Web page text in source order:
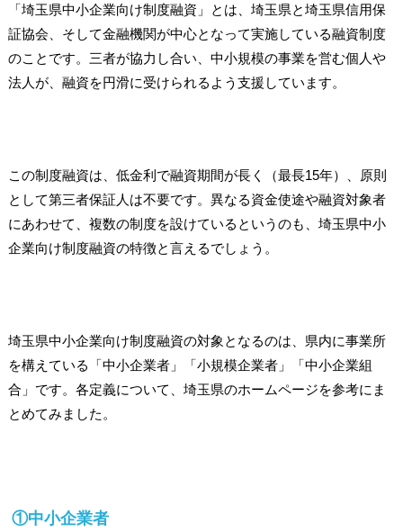
「埼玉県中小企業向け制度融資」とは、埼玉県と埼玉県信用保
証協会、そして金融機関が中心となって実施している融資制度
のことです。三者が協力し合い、中小規模の事業を営む個人や
法人が、融資を円滑に受けられるよう支援しています。
この制度融資は、低金利で融資期間が長く（最長15年）、原則
として第三者保証人は不要です。異なる資金使途や融資対象者
にあわせて、複数の制度を設けているというのも、埼玉県中小
企業向け制度融資の特徴と言えるでしょう。
埼玉県中小企業向け制度融資の対象となるのは、県内に事業所
を構えている「中小企業者」「小規模企業者」「中小企業組
合」です。各定義について、埼玉県のホームページを参考にま
とめてみました。
①中小企業者